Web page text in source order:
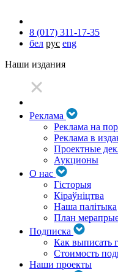
8 (017) 311-17-35
бел рус eng
Наши издания
Реклама
Реклама на
Реклама в
Проектные
Аукционы
О нас
Гісторыя
Кіраўніцтва
Наша палітыка
План
Подписка
Как выписать
Стоимость
Наши проекты